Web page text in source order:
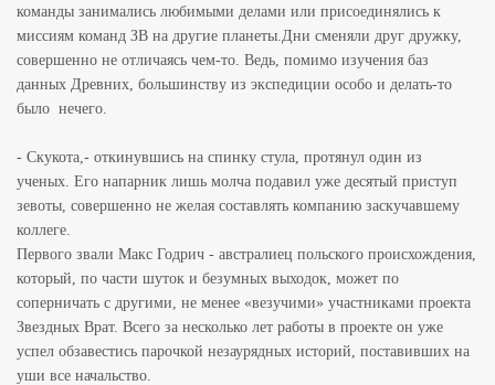
команды занимались любимыми делами или присоединялись к
миссиям команд ЗВ на другие планеты.Дни сменяли друг дружку,
совершенно не отличаясь чем-то. Ведь, помимо изучения баз
данных Древних, большинству из экспедиции особо и делать-то
было нечего.
- Скукота,- откинувшись на спинку стула, протянул один из
ученых. Его напарник лишь молча подавил уже десятый приступ
зевоты, совершенно не желая составлять компанию заскучавшему
коллеге.
Первого звали Макс Годрич - австралиец польского происхождения,
который, по части шуток и безумных выходок, может по
соперничать с другими, не менее «везучими» участниками проекта
Звездных Врат. Всего за несколько лет работы в проекте он уже
успел обзавестись парочкой незаурядных историй, поставивших на
уши все начальство.